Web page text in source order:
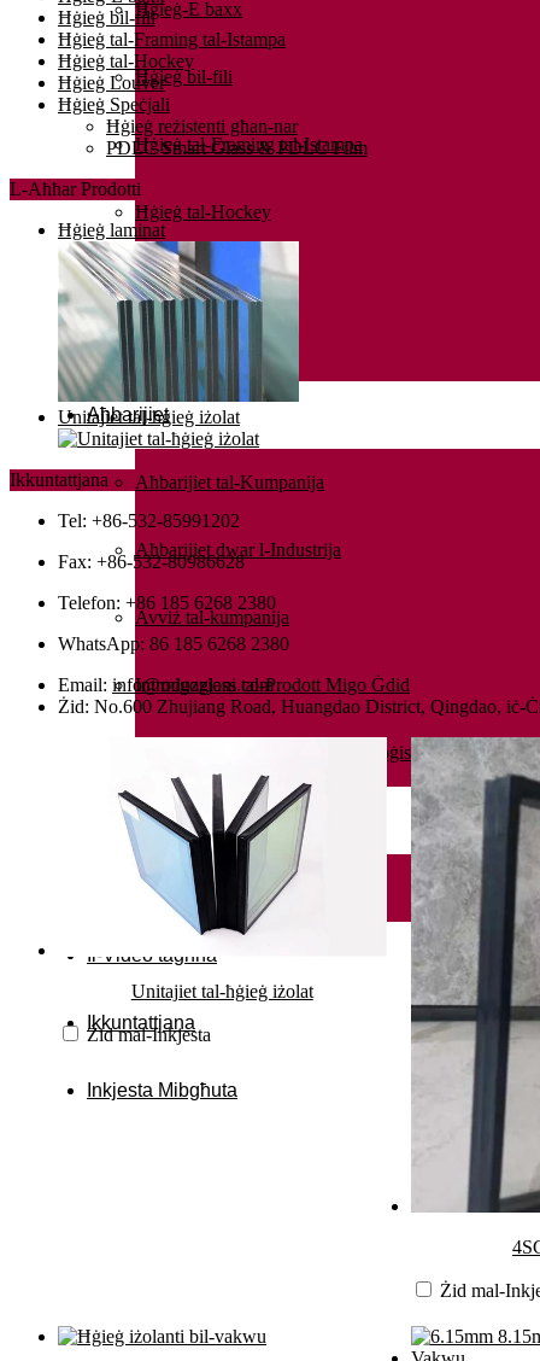
Ħġieġ-E baxx
Ħġieġ bil-fili
Ħġieġ tal-Framing tal-Istampa
Ħġieġ tal-Hockey
Ħġieġ Louver
Ħġieġ Speċjali
Aħbarijiet
Aħbarijiet tal-Kumpanija
Aħbarijiet dwar l-Industrija
Avviż tal-kumpanija
Introduzzjoni tal-Prodott Migo Ġdid
Aħbarijiet dwar it-Trasport u l-Loġistika
Blog
Bażi tal-għarfien
Il-Video tagħna
Ikkuntattjana
Inkjesta Mibgħuta
Ħġieġ bil-fili
Ħġieġ tal-Framing tal-Istampa
Ħġieġ tal-Hockey
Ħġieġ Louver
Ħġieġ Speċjali
Ħġieġ reżistenti għan-nar
PDLC Smart Glass & PDLC Film
L-Aħħar Prodotti
Ħġieġ laminat
Unitajiet tal-ħġieġ iżolat
Ikkuntattjana
Tel: +86-532-85991202
Fax: +86-532-80986628
Telefon: +86 185 6268 2380
WhatsApp: 86 185 6268 2380
Email: info@migoglass.com
Żid: No.600 Zhujiang Road, Huangdao District, Qingdao, iċ-
Unitajiet tal-ħġieġ iżolat
Żid mal-Inkjesta
Żid mal-